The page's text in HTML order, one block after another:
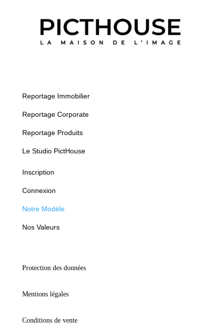
Reportage Immobilier
Reportage Corporate
Reportage Produits
Le Studio PictHouse
Inscription
Connexion
Notre Modèle
Nos Valeurs
Protection des données
Mentions légales
Conditions de vente